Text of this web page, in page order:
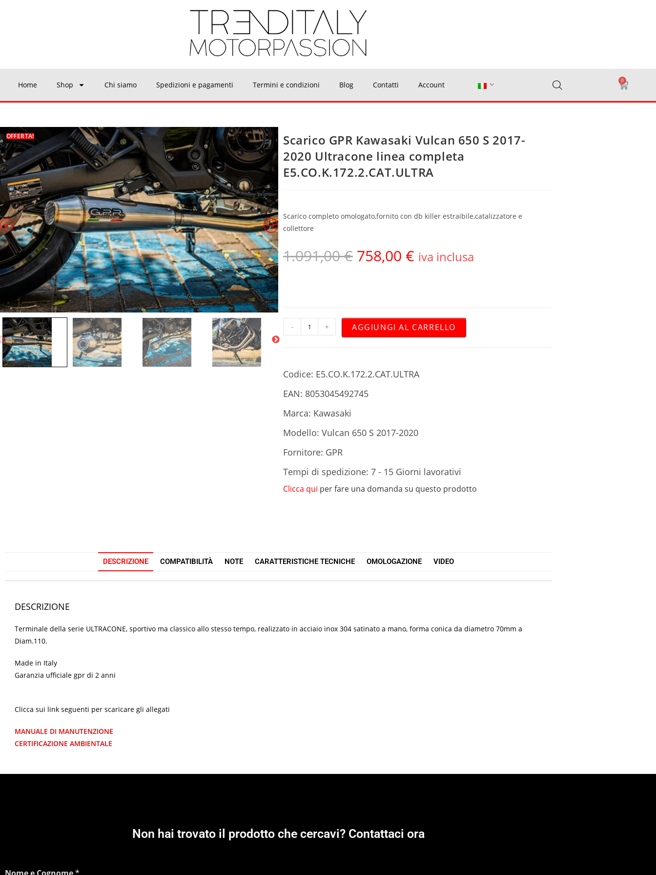
Home Shop Chi siamo Spedizioni e pagamenti Termini e condizioni Blog Contatti Account 0
OFFERTA!
Scarico GPR Kawasaki Vulcan 650 S 2017-
2020 Ultracone linea completa
E5.CO.K.172.2.CAT.ULTRA
Scarico completo omologato,fornito con db killer estraibile,catalizzatore e
collettore
1.091,00€ 758,00 € iva inclusa
- + AGGIUNGI AL CARRELLO
Codice: E5.CO.K.172.2.CAT.ULTRA
EAN: 8053045492745
Marca: Kawasaki
Modello: Vulcan 650 S 2017-2020
Fornitore: GPR
Tempi di spedizione: 7 - 15 Giorni lavorativi
Clicca qui per fare una domanda su questo prodotto
DESCRIZIONE COMPATIBILITÀ NOTE CARATTERISTICHE TECNICHE OMOLOGAZIONE VIDEO
DESCRIZIONE
Terminale della serie ULTRACONE, sportivo ma classico allo stesso tempo, realizzato in acciaio inox 304 satinato a mano, forma conica da diametro 70mm a
Diam.110.
Made in Italy
Garanzia ufficiale gpr di 2 anni
Clicca sui link seguenti per scaricare gli allegati
MANUALE DI MANUTENZIONE
CERTIFICAZIONE AMBIENTALE
Non hai trovato il prodotto che cercavi? Contattaci ora